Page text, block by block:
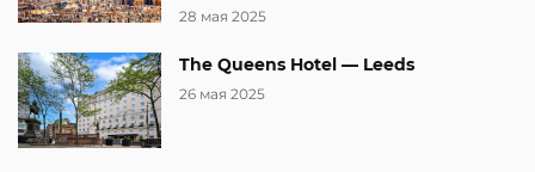
28 мая 2025
The Queens Hotel — Leeds
26 мая 2025